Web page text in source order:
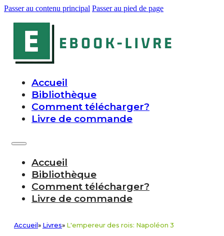
Passer au contenu principal Passer au pied de page
Accueil
Bibliothèque
Comment télécharger?
Livre de commande
Accueil
Bibliothèque
Comment télécharger?
Livre de commande
Accueil » Livres» L'empereur des rois: Napoléon 3